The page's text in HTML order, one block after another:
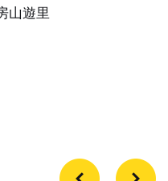
山遊里